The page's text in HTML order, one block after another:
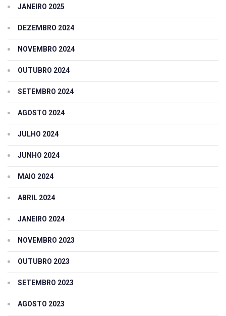
JANEIRO 2025
DEZEMBRO 2024
NOVEMBRO 2024
OUTUBRO 2024
SETEMBRO 2024
AGOSTO 2024
JULHO 2024
JUNHO 2024
MAIO 2024
ABRIL 2024
JANEIRO 2024
NOVEMBRO 2023
OUTUBRO 2023
SETEMBRO 2023
AGOSTO 2023